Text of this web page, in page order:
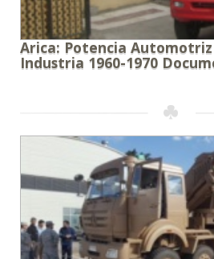
Arica: Potencia
Industria 1960-1970